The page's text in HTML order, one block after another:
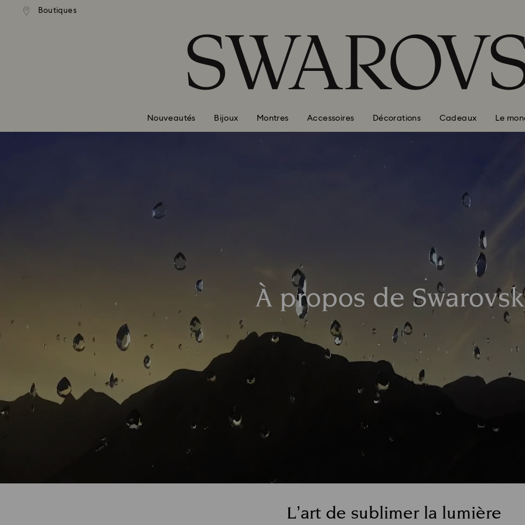
Accesskeys list
Boutiques
Nouveautés Bijoux Montres Accessoires Décorations Cadeaux Le
À propos de
L’art de sublimer la lumière